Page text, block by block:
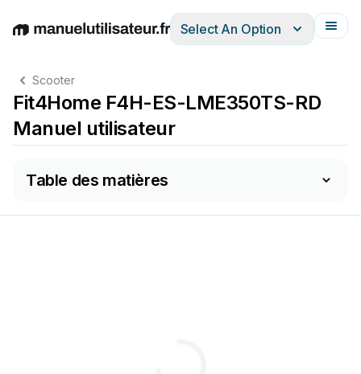
EnglishDeutschEspañolItalianoFrançais
Select An Option
Scooter
Fit4Home F4H-ES-LME350TS-RD
Manuel utilisateur
Table des matières